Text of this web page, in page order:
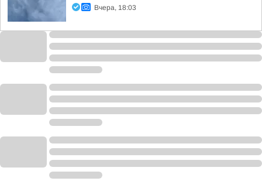
Вчера, 18:03